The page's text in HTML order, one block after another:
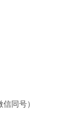
同号）